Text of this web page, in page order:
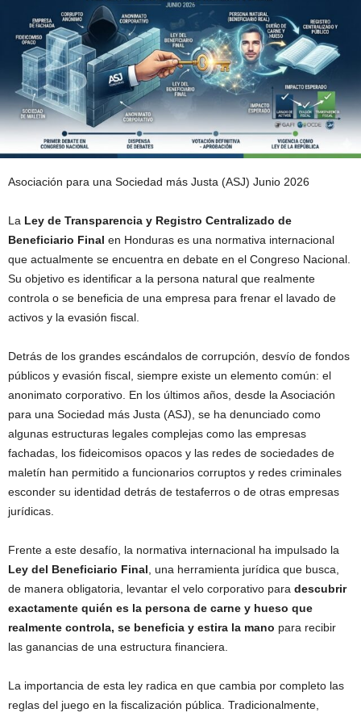
Asociación para una Sociedad más Justa (ASJ) Junio 2026
La Ley de Transparencia y Registro Centralizado de
Beneficiario Final en Honduras es una normativa internacional
que actualmente se encuentra en debate en el Congreso Nacional.
Su objetivo es identificar a la persona natural que realmente
controla o se beneficia de una empresa para frenar el lavado de
activos y la evasión fiscal.
Detrás de los grandes escándalos de corrupción, desvío de fondos
públicos y evasión fiscal, siempre existe un elemento común: el
anonimato corporativo. En los últimos años, desde la Asociación
para una Sociedad más Justa (ASJ), se ha denunciado como
algunas estructuras legales complejas como las empresas
fachadas, los fideicomisos opacos y las redes de sociedades de
maletín han permitido a funcionarios corruptos y redes criminales
esconder su identidad detrás de testaferros o de otras empresas
jurídicas.
Frente a este desafío, la normativa internacional ha impulsado la
Ley del Beneficiario Final , una herramienta jurídica que busca,
de manera obligatoria, levantar el velo corporativo para descubrir
exactamente quién es la persona de carne y hueso que
realmente controla, se beneficia y estira la mano para recibir
las ganancias de una estructura financiera.
La importancia de esta ley radica en que cambia por completo las
reglas del juego en la fiscalización pública. Tradicionalmente,